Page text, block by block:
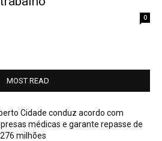
0
MOST READ
Cidade conduz acordo com
médicas e garante repasse de
276 milhões